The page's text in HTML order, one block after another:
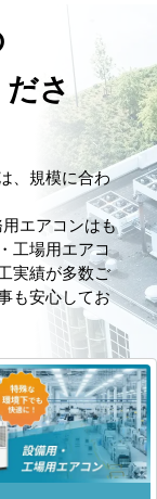
ださ
、規模に合わ
エアコンはも
工場用エアコ
実績が多数ご
も安心してお